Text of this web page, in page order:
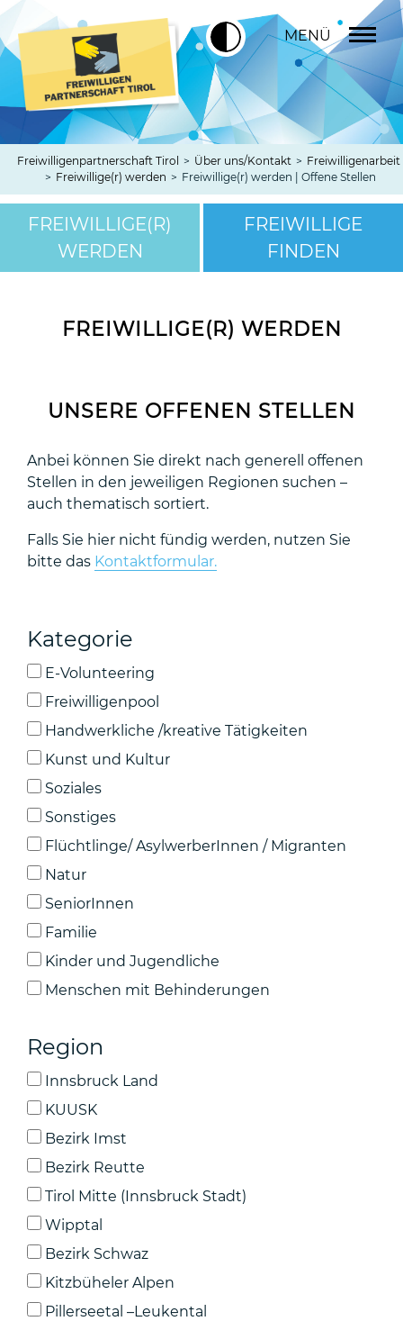
MENÜ
Freiwilligenpartnerschaft Tirol > Über uns/Kontakt > Freiwilligenarbeit
> Freiwillige(r) werden > Freiwillige(r) werden | Offene Stellen
FREIWILLIGE(R)
WERDEN
FREIWILLIGE
FINDEN
FREIWILLIGE(R) WERDEN
UNSERE OFFENEN STELLEN
Anbei können Sie direkt nach generell offenen
Stellen in den jeweiligen Regionen suchen –
auch thematisch sortiert.
Falls Sie hier nicht fündig werden, nutzen Sie
bitte das Kontaktformular.
Kategorie
E-Volunteering
Freiwilligenpool
Handwerkliche /kreative Tätigkeiten
Kunst und Kultur
Soziales
Sonstiges
Flüchtlinge/ AsylwerberInnen / Migranten
Natur
SeniorInnen
Familie
Kinder und Jugendliche
Menschen mit Behinderungen
Region
Innsbruck Land
KUUSK
Bezirk Imst
Bezirk Reutte
Tirol Mitte (Innsbruck Stadt)
Wipptal
Bezirk Schwaz
Kitzbüheler Alpen
Pillerseetal –Leukental